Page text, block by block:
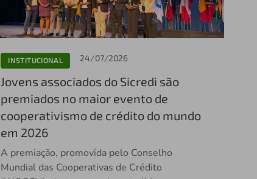
INSTITUCIONAL 24/07/2026
Jovens associados do Sicredi são
premiados no maior evento de
cooperativismo de crédito do mundo
em 2026
A premiação, promovida pelo Conselho
Mundial das Cooperativas de Crédito